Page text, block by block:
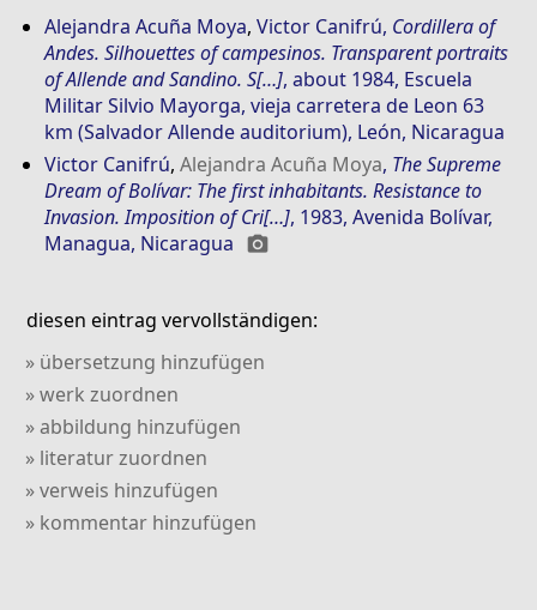
Alejandra Acuña Moya,Victor Canifrú, Cordillera of
Andes. Silhouettes of campesinos. Transparent portraits
of Allende and Sandino. S[…], about 1984, Escuela
Militar Silvio Mayorga, vieja carretera de Leon 63
km (Salvador Allende auditorium), León, Nicaragua
Victor Canifrú,Alejandra Acuña Moya, The Supreme
Dream of Bolívar: The first inhabitants. Resistance to
Invasion. Imposition of Cri[…], 1983, Avenida Bolívar,
Managua, Nicaragua photo_camera
diesen eintrag vervollständigen:
» übersetzung hinzufügen
» werk zuordnen
» abbildung hinzufügen
» literatur zuordnen
» verweis hinzufügen
» kommentar hinzufügen